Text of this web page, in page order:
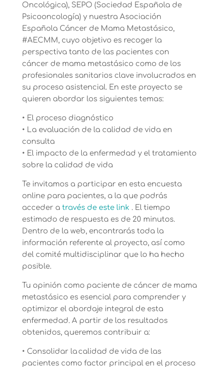
Oncológica), SEPO (Sociedad Española de
Psicooncología) y nuestra Asociación
Española Cáncer de Mama Metastásico,
#AECMM, cuyo objetivo es recoger la
perspectiva tanto de las pacientes con
cáncer de mama metastásico como de los
profesionales sanitarios clave involucrados en
su proceso asistencial. En este proyecto se
quieren abordar los siguientes temas:
• El proceso diagnóstico
• La evaluación de la calidad de vida en
consulta
• El impacto de la enfermedad y el tratamiento
sobre la calidad de vida
Te invitamos a participar en esta encuesta
online para pacientes, a la que podrás
acceder a través de este link . El tiempo
estimado de respuesta es de 20 minutos.
Dentro de la web, encontrarás toda la
información referente al proyecto, así como
del comité multidisciplinar que lo ha hecho
posible.
Tu opinión como paciente de cáncer de mama
metastásico es esencial para comprender y
optimizar el abordaje integral de esta
enfermedad. A partir de los resultados
obtenidos, queremos contribuir a:
• Consolidar la calidad de vida de las
pacientes como factor principal en el proceso